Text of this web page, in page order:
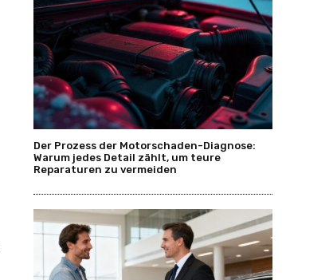
Der Prozess der Motorschaden-Diagnose:
Warum jedes Detail zählt, um teure
Reparaturen zu vermeiden